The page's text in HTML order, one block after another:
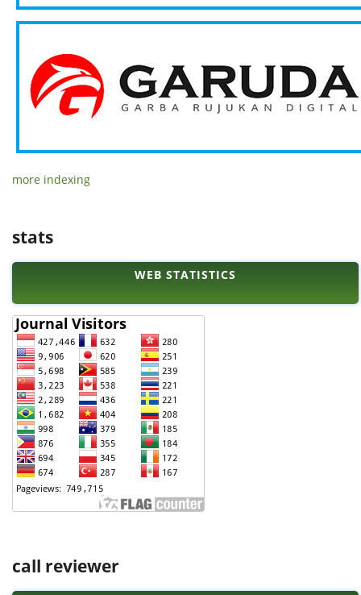
more indexing
stats
WEB STATISTICS
call reviewer